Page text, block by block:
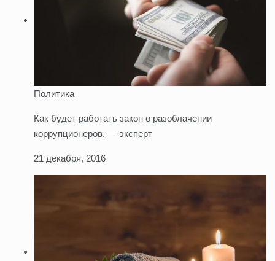
Политика
Как будет работать закон о разоблачении
коррупционеров, — эксперт
21 декабря, 2016